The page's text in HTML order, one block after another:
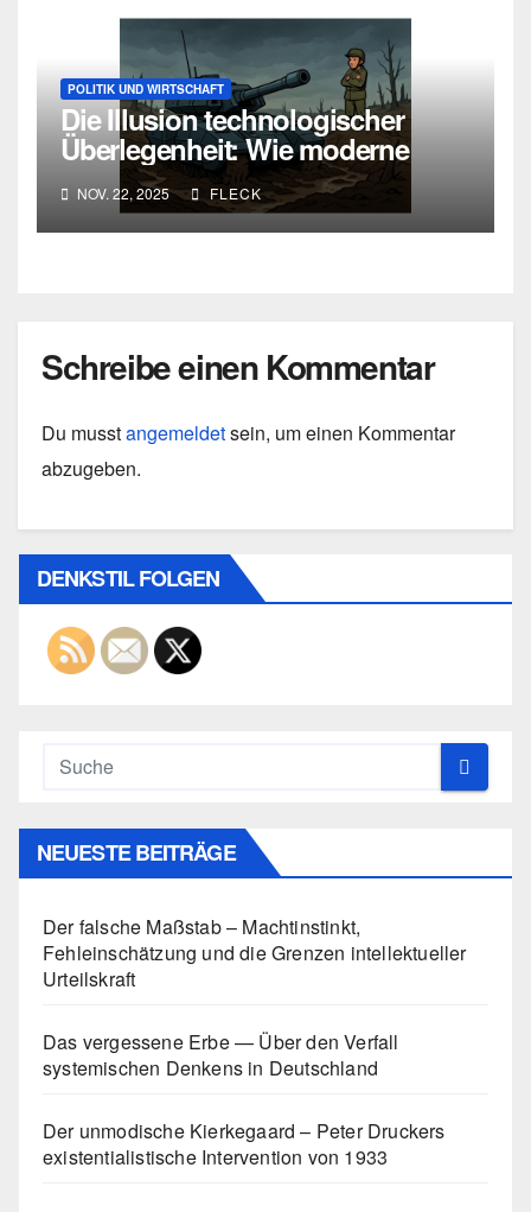
POLITIK UND WIRTSCHAFT
Die Illusion technologischer
Überlegenheit: Wie moderne
Kriegsführung an ihren eigenen
Widersprüchen scheitert
NOV. 22, 2025 FLECK
Schreibe einen Kommentar
Du musstangemeldetsein, um einen Kommentar
abzugeben.
DENKSTIL FOLGEN
NEUESTE BEITRÄGE
Der falsche Maßstab – Machtinstinkt,
Fehleinschätzung und die Grenzen intellektueller
Urteilskraft
Das vergessene Erbe — Über den Verfall
systemischen Denkens in Deutschland
Der unmodische Kierkegaard – Peter Druckers
existentialistische Intervention von 1933